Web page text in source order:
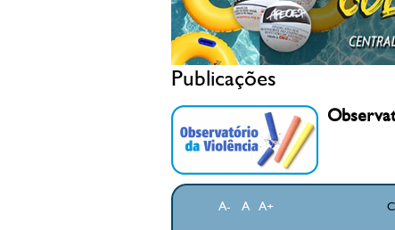
Publicações
A- A A+